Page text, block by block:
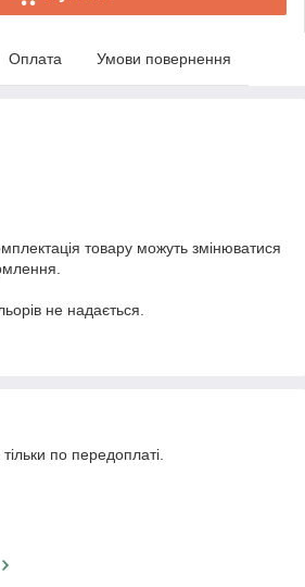
Оплата Умови повернення
товару можуть змінюватися
не надається.
по передоплаті.